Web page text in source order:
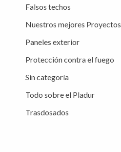
Falsos techos
Nuestros mejores Proyectos
Paneles exterior
Protección contra el fuego
Sin categoría
Todo sobre el Pladur
Trasdosados